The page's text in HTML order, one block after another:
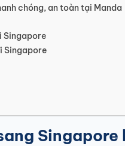
chóng, an toàn tại Manda
Singapore
Singapore
Singapore